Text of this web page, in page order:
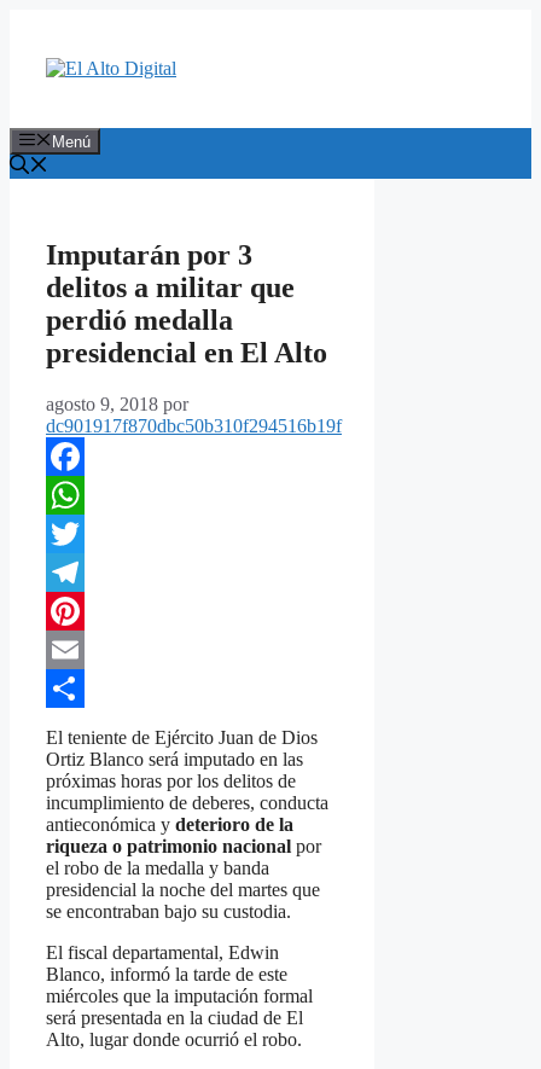
contenido
Menú
Imputarán por 3
delitos a militar que
perdió medalla
presidencial en El Alto
agosto 9, 2018 por
dc901917f870dbc50b310f294516b19f
Facebook
WhatsApp
Twitter
Telegram
Pinterest
Email
Compartir
El teniente de Ejército Juan de Dios
Ortiz Blanco será imputado en las
próximas horas por los delitos de
incumplimiento de deberes, conducta
antieconómica y deterioro de la
riqueza o patrimonio nacional por
el robo de la medalla y banda
presidencial la noche del martes que
se encontraban bajo su custodia.
El fiscal departamental, Edwin
Blanco, informó la tarde de este
miércoles que la imputación formal
será presentada en la ciudad de El
Alto, lugar donde ocurrió el robo.